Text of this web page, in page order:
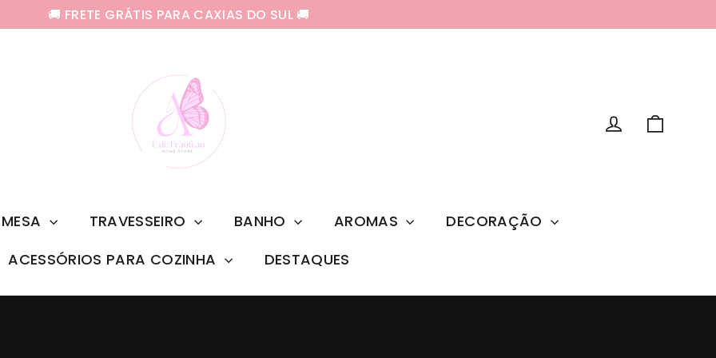
🚚 FRETE GRÁTIS PARA CAXIAS DO SUL 🚚
Entrar
MESA TRAVESSEIRO BANHO AROMAS
DECORAÇÃO
ACESSÓRIOS PARA COZINHA
DESTAQUES